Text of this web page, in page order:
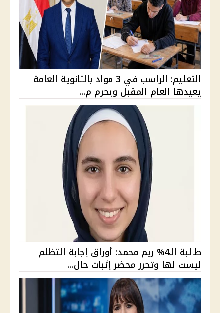
التعليم: الراسب في 3 مواد بالثانوية العامة
يعيدها العام المقبل ويحرم م...
طالبة الـ4% ريم محمد: أوراق إجابة التظلم
ليست لها وتحرر محضر إثبات حال...